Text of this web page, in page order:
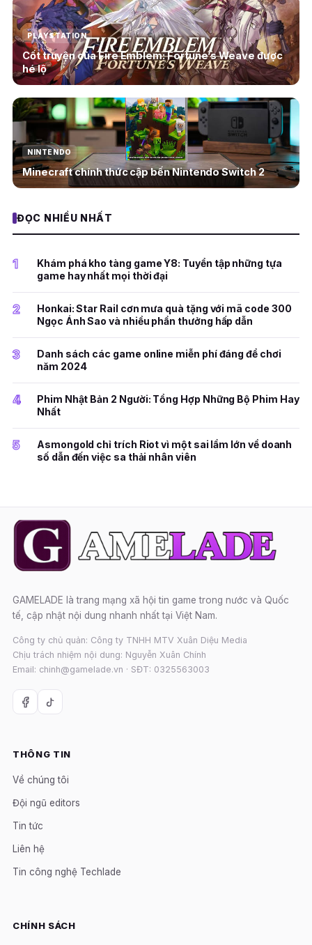
PLAYSTATION
Cốt truyện của Fire Emblem: Fortune’s Weave được
hé lộ
NINTENDO
Minecraft chính thức cập bến Nintendo Switch 2
ĐỌC NHIỀU NHẤT
1
Khám phá kho tàng game Y8: Tuyển tập những tựa
game hay nhất mọi thời đại
2
Honkai: Star Rail cơn mưa quà tặng với mã code 300
Ngọc Ánh Sao và nhiều phần thưởng hấp dẫn
3
Danh sách các game online miễn phí đáng để chơi
năm 2024
4
Phim Nhật Bản 2 Người: Tổng Hợp Những Bộ Phim Hay
Nhất
5
Asmongold chỉ trích Riot vì một sai lầm lớn về doanh
số dẫn đến việc sa thải nhân viên
GAMELADE là trang mạng xã hội tin game trong nước và Quốc
tế, cập nhật nội dung nhanh nhất tại Việt Nam.
Công ty chủ quản: Công ty TNHH MTV Xuân Diệu Media
Chịu trách nhiệm nội dung: Nguyễn Xuân Chính
Email: chinh@gamelade.vn · SĐT: 0325563003
THÔNG TIN
Về chúng tôi
Đội ngũ editors
Tin tức
Liên hệ
Tin công nghệ Techlade
CHÍNH SÁCH